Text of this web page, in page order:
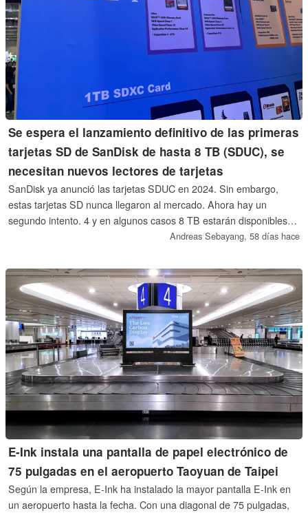
Se espera el lanzamiento definitivo de las primeras
tarjetas SD de SanDisk de hasta 8 TB (SDUC), se
necesitan nuevos lectores de tarjetas
SanDisk ya anunció las tarjetas SDUC en 2024. Sin embargo,
estas tarjetas SD nunca llegaron al mercado. Ahora hay un
segundo intento. 4 y en algunos casos 8 TB estarán disponibles
como tarjetas microSD y SD respectivamente, repartidas entre las
estrictamente nuevos lectores. Ni siquiera los nuevos lectores SD
Express pueden manejarlas.
Andreas Sebayang, 58 días hace
E-Ink instala una pantalla de papel electrónico de
75 pulgadas en el aeropuerto Taoyuan de Taipei
Según la empresa, E-Ink ha instalado la mayor pantalla E-Ink en
un aeropuerto hasta la fecha. Con una diagonal de 75 pulgadas,